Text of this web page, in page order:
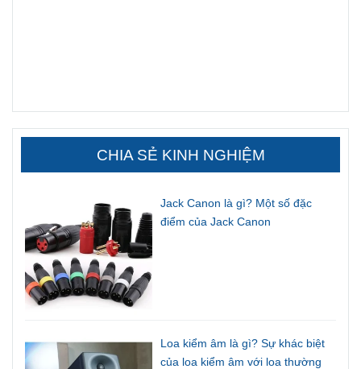
CHIA SẺ KINH NGHIỆM
Jack Canon là gì? Một số đặc
điểm của Jack Canon
Loa kiểm âm là gì? Sự khác biệt
của loa kiểm âm với loa thường